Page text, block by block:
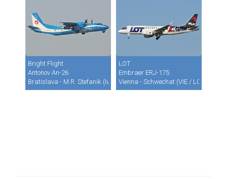
Bright Flight
Antonov An-26
Bratislava - M.R. Stefanik (Ivanka) (BTS / LZIB)
LOT
Embraer ERJ-175
Vienna - Schwechat (VIE / LOWW)